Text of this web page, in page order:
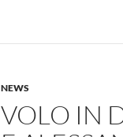
NEWS
VOLO IN